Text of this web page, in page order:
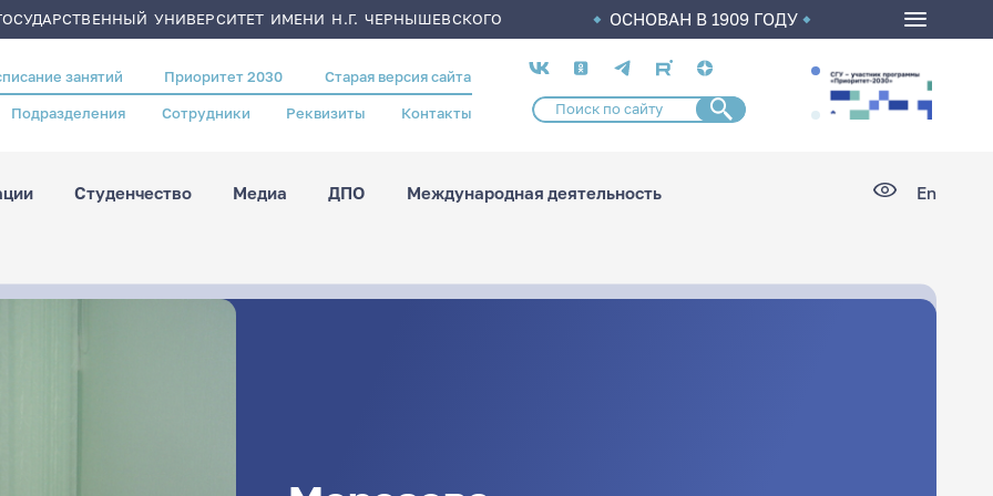
УНИВЕРСИТЕТ ИМЕНИ Н.Г. ЧЕРНЫШЕВСКОГО ОСНОВАН В 1909 ГОДУ
занятий Приоритет 2030 Старая версия сайта
Подразделения Сотрудники Реквизиты Контакты
Социальные
сети
Студенчество Медиа ДПО Международная деятельность En